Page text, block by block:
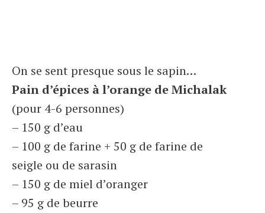
On se sent presque sous le sapin…
Pain d’épices à l’orange de Michalak
(pour 4-6 personnes)
– 150 g d’eau
– 100 g de farine + 50 g de farine de
seigle ou de sarasin
– 150 g de miel d’oranger
– 95 g de beurre